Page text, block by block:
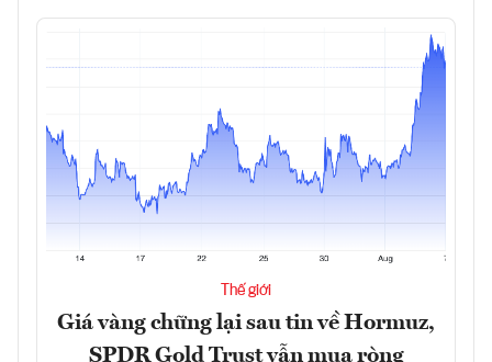
Thế giới
Giá vàng chững lại sau tin về Hormuz,
SPDR Gold Trust vẫn mua ròng